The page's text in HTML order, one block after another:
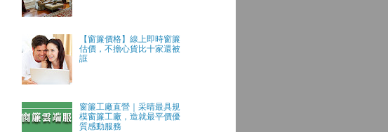
【窗簾價格】線上即時窗簾
估價，不擔心貨比十家還被
誆
窗簾工廠直營｜采晴最具規
模窗簾工廠，造就最平價優
質感動服務